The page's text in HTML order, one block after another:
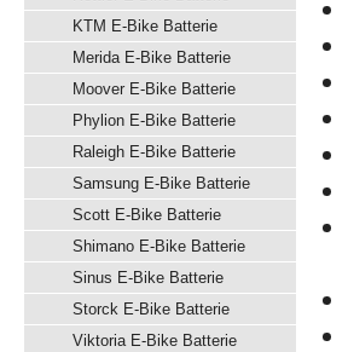
KTM E-Bike Batterie
Merida E-Bike Batterie
Moover E-Bike Batterie
Phylion E-Bike Batterie
Raleigh E-Bike Batterie
Samsung E-Bike Batterie
Scott E-Bike Batterie
Shimano E-Bike Batterie
Sinus E-Bike Batterie
Storck E-Bike Batterie
Viktoria E-Bike Batterie